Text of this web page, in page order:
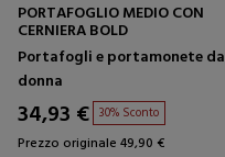
PORTAFOGLIO MEDIO CON
CERNIERA BOLD
Portafogli e portamonete da
donna
34,93 € 30% Sconto
Prezzo originale 49,90 €